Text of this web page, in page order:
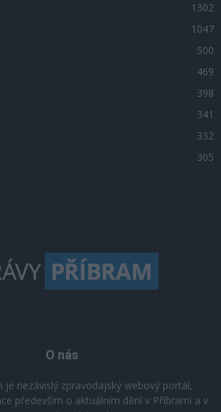
1302
1047
500
469
398
341
332
305
O nás
je nezávislý zpravodajský webový portál,
především o aktuálním dění v Příbrami a v